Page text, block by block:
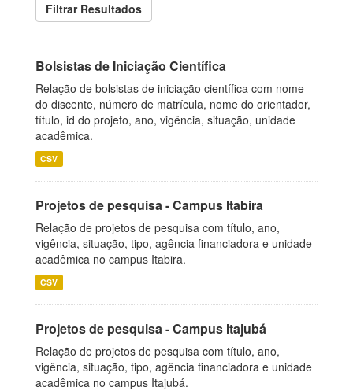
Filtrar Resultados
Bolsistas de Iniciação Científica
Relação de bolsistas de iniciação científica com nome
do discente, número de matrícula, nome do orientador,
título, id do projeto, ano, vigência, situação, unidade
acadêmica.
CSV
Projetos de pesquisa - Campus Itabira
Relação de projetos de pesquisa com título, ano,
vigência, situação, tipo, agência financiadora e unidade
acadêmica no campus Itabira.
CSV
Projetos de pesquisa - Campus Itajubá
Relação de projetos de pesquisa com título, ano,
vigência, situação, tipo, agência financiadora e unidade
acadêmica no campus Itajubá.